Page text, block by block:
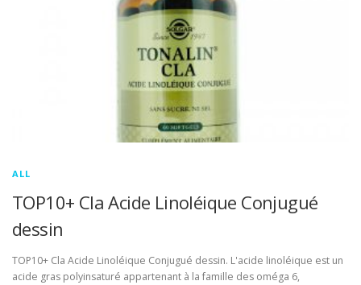
ALL
TOP10+ Cla Acide Linoléique Conjugué
dessin
TOP10+ Cla Acide Linoléique Conjugué dessin. L'acide linoléique est un
acide gras polyinsaturé appartenant à la famille des oméga 6,